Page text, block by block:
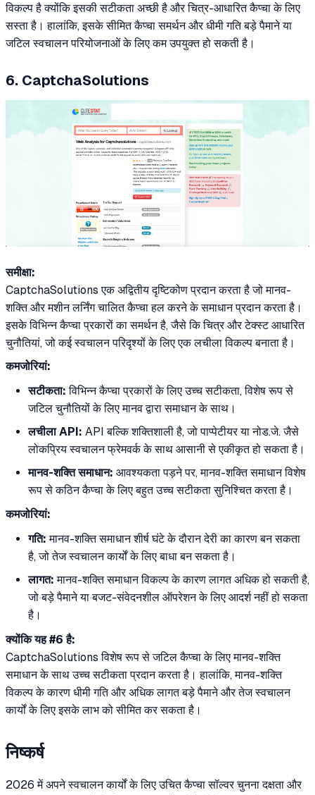
विकल्प है क्योंकि इसकी सटीकता अच्छी है और चित्र-आधारित कैप्चा के लिए
सस्ता है। हालांकि, इसके सीमित कैप्चा समर्थन और धीमी गति बड़े पैमाने या
जटिल स्वचालन परियोजनाओं के लिए कम उपयुक्त हो सकती है।
6. CaptchaSolutions
समीक्षा:
CaptchaSolutions एक अद्वितीय दृष्टिकोण प्रदान करता है जो मानव-
शक्ति और मशीन लर्निंग चालित कैप्चा हल करने के समाधान प्रदान करता है।
इसके विभिन्न कैप्चा प्रकारों का समर्थन है, जैसे कि चित्र और टेक्स्ट आधारित
चुनौतियां, जो कई स्वचालन परिदृश्यों के लिए एक लचीला विकल्प बनाता है।
कमजोरियां:
सटीकता: विभिन्न कैप्चा प्रकारों के लिए उच्च सटीकता, विशेष रूप से
जटिल चुनौतियों के लिए मानव द्वारा समाधान के साथ।
लचीला API: API बल्कि शक्तिशाली है, जो पाप्पेटीयर या नोड.जे. जैसे
लोकप्रिय स्वचालन फ्रेमवर्क के साथ आसानी से एकीकृत हो सकता है।
मानव-शक्ति समाधान: आवश्यकता पड़ने पर, मानव-शक्ति समाधान विशेष
रूप से कठिन कैप्चा के लिए बहुत उच्च सटीकता सुनिश्चित करता है।
कमजोरियां:
गति: मानव-शक्ति समाधान शीर्ष घंटे के दौरान देरी का कारण बन सकता
है, जो तेज स्वचालन कार्यों के लिए बाधा बन सकता है।
लागत: मानव-शक्ति समाधान विकल्प के कारण लागत अधिक हो सकती है,
जो बड़े पैमाने या बजट-संवेदनशील ऑपरेशन के लिए आदर्श नहीं हो सकता
है।
क्योंकि यह #6 है:
CaptchaSolutions विशेष रूप से जटिल कैप्चा के लिए मानव-शक्ति
समाधान के साथ उच्च सटीकता प्रदान करता है। हालांकि, मानव-शक्ति
विकल्प के कारण धीमी गति और अधिक लागत बड़े पैमाने और तेज स्वचालन
कार्यों के लिए इसके लाभ को सीमित कर सकता है।
निष्कर्ष
2026 में अपने स्वचालन कार्यों के लिए उचित कैप्चा सॉल्वर चुनना दक्षता और